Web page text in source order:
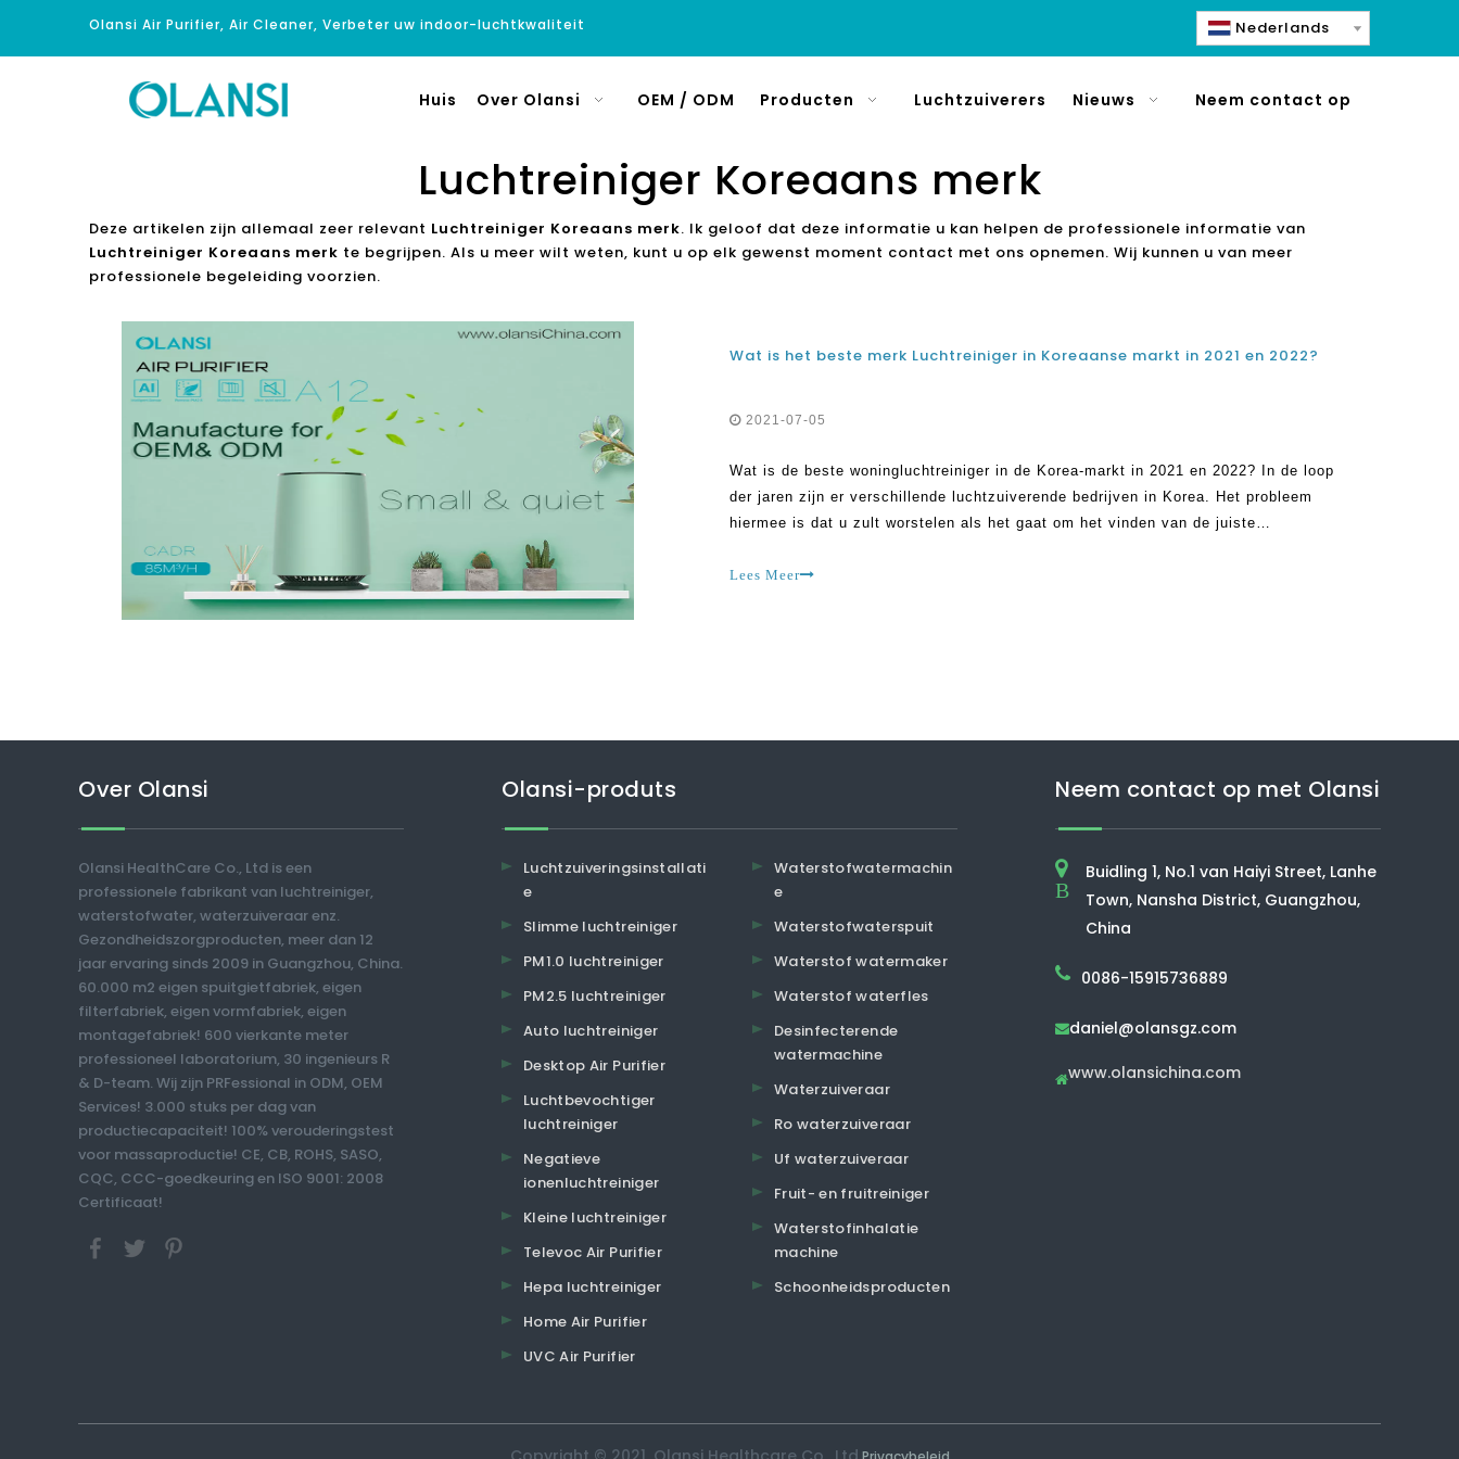
Olansi Air Purifier, Air Cleaner, Verbeter uw indoor-luchtkwaliteit Nederlands
Huis Over Olansi OEM / ODM Producten Luchtzuiverers Nieuws Neem contact op
Luchtreiniger Koreaans merk
Deze artikelen zijn allemaal zeer relevant Luchtreiniger Koreaans merk. Ik geloof dat deze informatie u kan helpen de professionele informatie van
Luchtreiniger Koreaans merk te begrijpen. Als u meer wilt weten, kunt u op elk gewenst moment contact met ons opnemen. Wij kunnen u van meer
professionele begeleiding voorzien.
Wat is het beste merk Luchtreiniger in Koreaanse markt in 2021 en 2022?
2021-07-05
Wat is de beste woningluchtreiniger in de Korea-markt in 2021 en 2022? In de loop
der jaren zijn er verschillende luchtzuiverende bedrijven in Korea. Het probleem
hiermee is dat u zult worstelen als het gaat om het vinden van de juiste
Lees Meer
Over Olansi
Olansi HealthCare Co., Ltd is een
professionele fabrikant van luchtreiniger,
waterstofwater, waterzuiveraar enz.
Gezondheidszorgproducten, meer dan 12
jaar ervaring sinds 2009 in Guangzhou, China.
60.000 m2 eigen spuitgietfabriek, eigen
filterfabriek, eigen vormfabriek, eigen
montagefabriek! 600 vierkante meter
professioneel laboratorium, 30 ingenieurs R
& D-team. Wij zijn PRFessional in ODM, OEM
Services! 3.000 stuks per dag van
productiecapaciteit! 100% verouderingstest
voor massaproductie! CE, CB, ROHS, SASO,
CQC, CCC-goedkeuring en ISO 9001: 2008
Certificaat!
Olansi-produts
Luchtzuiveringsinstallati
e
Slimme luchtreiniger
PM1.0 luchtreiniger
PM2.5 luchtreiniger
Auto luchtreiniger
Desktop Air Purifier
Luchtbevochtiger
luchtreiniger
Negatieve
ionenluchtreiniger
Kleine luchtreiniger
Televoc Air Purifier
Hepa luchtreiniger
Home Air Purifier
UVC Air Purifier
Waterstofwatermachin
e
Waterstofwaterspuit
Waterstof watermaker
Waterstof waterfles
Desinfecterende
watermachine
Waterzuiveraar
Ro waterzuiveraar
Uf waterzuiveraar
Fruit- en fruitreiniger
Waterstofinhalatie
machine
Schoonheidsproducten
Neem contact op met Olansi
B
Buidling 1, No.1 van Haiyi Street, Lanhe
Town, Nansha District, Guangzhou,
China
0086-15915736889
daniel@olansgz.com
www.olansichina.com